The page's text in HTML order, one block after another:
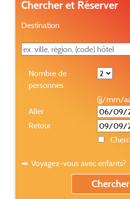
Chercher et Réserver
Destination
Nombre de
personnes
(jj/mm/
Aller
Retour
Voyagez-vous avec enfants?